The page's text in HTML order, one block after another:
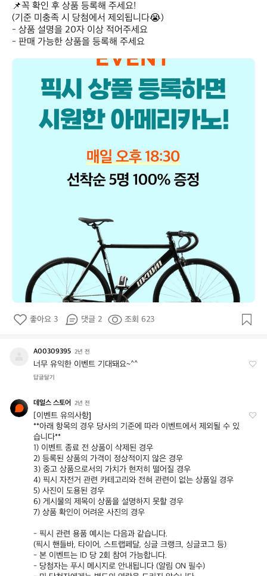
📌꼭 확인 후 상품 등록해 주세요!
(기준 미충족 시 당첨에서 제외됩니다😭)
- 상품 설명을 20자 이상 적어주세요
- 판매 가능한 상품을 등록해 주세요
데
좋아요 3 댓글 2 조회 623
0
0
9
A00309395 2년 전
너무 유익한 이벤트 기대돼요~^^
답글달기
데
얼
데얼스 스토어 2년 전
[이벤트 유의사항]
**아래 항목의 경우 당사의 기준에 따라 이벤트에서 제외될 수 있
습니다**
1) 이벤트 종료 전 상품이 삭제된 경우
2) 등록된 상품의 가격이 정상적이지 않은 경우
3) 중고 상품으로서의 가치가 현저히 떨어질 경우
4) 픽시 자전거 관련 카테고리와 전혀 관련이 없는 상품일 경우
5) 사진이 도용된 경우
6) 게시물의 제목이 상품을 설명하지 못할 경우
7) 상품 확인이 어려운 사진의 경우
- 픽시 관련 용품 예시는 다음과 같습니다.
(픽시 핸들바, 타이어, 스트랩페달, 싱글 크랭크, 싱글코그 등)
- 본 이벤트는 ID 당 2회 참여 가능합니다.
- 당첨자는 푸시 메시지로 안내됩니다 (알림 ON 필수)